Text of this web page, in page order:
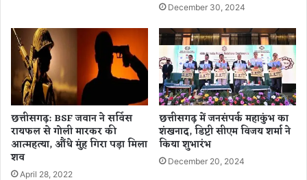
रे
शा
हो
क
पा
नी
की
टं
की
December 30, 2024
छत्तीसगढ़: BSF जवान ने सर्विस
रायफल से गोली मारकर की
आत्महत्या, औंधे मुंह गिरा पड़ा मिला
शव
April 28, 2022
छत्तीसगढ़ में जनसंपर्क महाकुंभ का
शंखनाद, डिप्टी सीएम विजय शर्मा ने
किया शुभारंभ
December 20, 2024